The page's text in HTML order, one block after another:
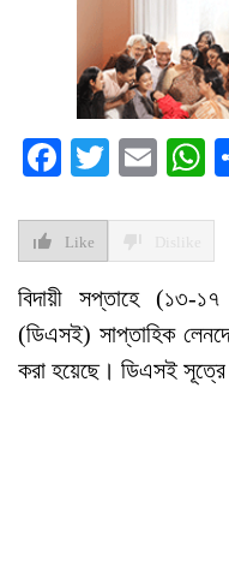
Facebook
Twitter
Like
বিদায়ী সপ্তাহে (১৩-
(ডিএসই) সাপ্তাহিক
করা হয়েছে। ডিএসই